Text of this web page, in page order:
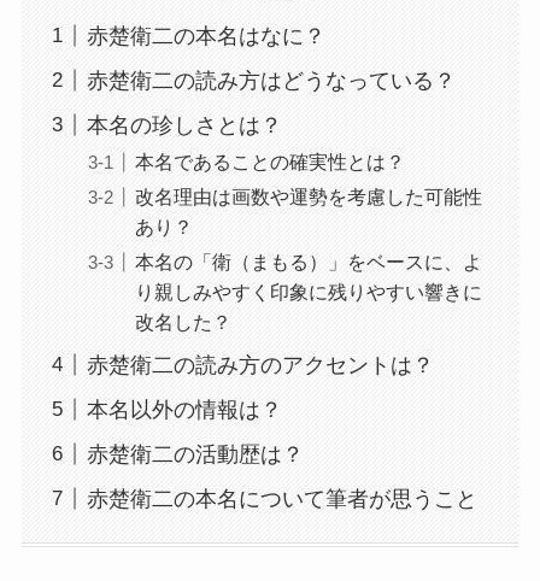
赤楚衛二の本名はなに？
赤楚衛二の読み方はどうなっている？
本名の珍しさとは？
本名であることの確実性とは？
改名理由は画数や運勢を考慮した可能性
あり？
本名の「衛（まもる）」をベースに、よ
り親しみやすく印象に残りやすい響きに
改名した？
赤楚衛二の読み方のアクセントは？
本名以外の情報は？
赤楚衛二の活動歴は？
赤楚衛二の本名について筆者が思うこと